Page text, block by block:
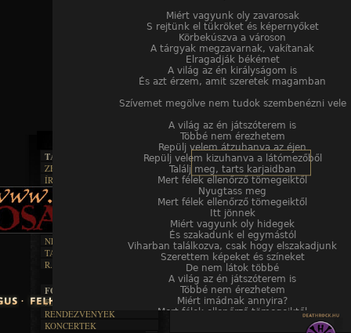
Miért vagyunk oly zavarosak
S rejtünk el tükröket és képernyőket
Körbekúszva a városon
A tárgyak megzavarnak, vakítanak
Elragadják békémet
A világ az én királyságom is
És azt érzem, amit szeretek magamban
Szívemet megölve nem tudok szembenézni vele
A világ az én játszóterem is
Többé nem érezhetem
Repülj velem átzuhanva az éjen
Repülj velem kizuhanva a látómezőből
Találj meg, tarts karjaidban
Mert félek ellenőrző tömegeiktől
Nyugtass meg
Mert félek ellenőrző tömegeiktől
Itt jönnek
Miért vagyunk oly hidegek
És szakadunk el egymástól
Viharban találkozva, csak hogy elszakadjunk
Szerettem képeket és színeket
De nem látok többé
A világ az én játszóterem is
Többé nem érezhetem
Miért imádnak annyira?
Mert félek ellenőrző tömegeiktől
TAJTÉKOS LAPOK
ZENE
ÍRÁSOK
BOSZORKÁNYKONYHA
FEKETE HUMOR
NEKROMANTIKA
TAJTÉKOS NAPOK
R.I.P.
FOTÓGALÉRIA
FESZTIVÁLOK
RENDEZVÉNYEK
KONCERTEK